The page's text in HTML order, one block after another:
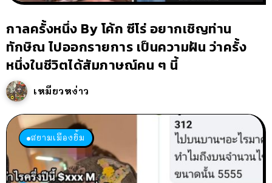
กาลครั้งหนึ่ง By โค้ก ซีโร่ อยากเชิญท่าน
ทักษิณ ไปออกรายการ เป็นความฝัน ว่าครั้ง
หนึ่งในชีวิตได้สัมภาษณ์คน ๆ นี้
เหมียวหง่าว
สยามเมืองยิ้ม